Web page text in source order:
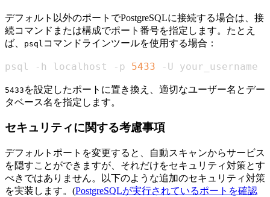
デフォルト以外のポートでPostgreSQLに接続する場合は、接
続コマンドまたは構成でポート番号を指定します。たとえ
ば、
psql コマンドラインツールを使用する場合：
psql -h localhost -p 5433 -U your_username
5433 を設定したポートに置き換え、適切なユーザー名とデー
タベース名を指定します。
セキュリティに関する考慮事項
デフォルトポートを変更すると、自動スキャンからサービス
を隠すことができますが、それだけをセキュリティ対策とす
べきではありません。以下のような追加のセキュリティ対策
を実装します。(PostgreSQLが実行されているポートを確認